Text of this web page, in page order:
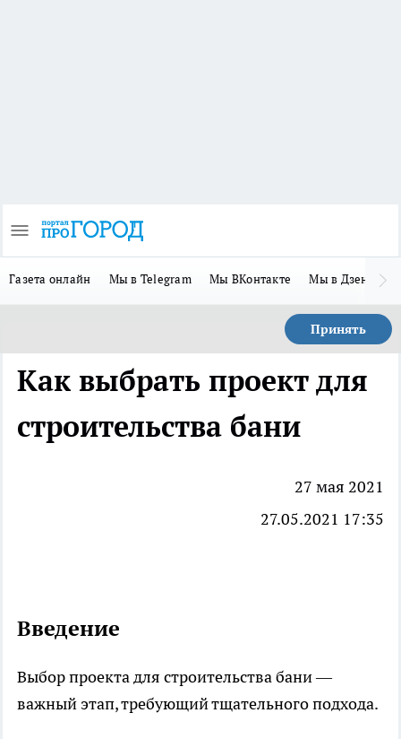
Газета онлайн Мы в Telegram Мы ВКонтакте Мы в Дзене
Принять
Как выбрать проект для
строительства бани
27 мая 2021
27.05.2021 17:35
Введение
Выбор проекта для строительствабани—
важный этап, требующий тщательного подхода.